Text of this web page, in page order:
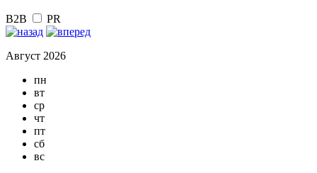
B2B PR
Август 2026
пн
вт
ср
чт
пт
сб
вс